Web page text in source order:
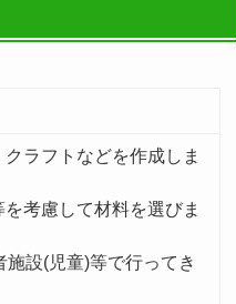
ラフトなどを作成しま
考慮して材料を選びま
設(児童)等で行ってき